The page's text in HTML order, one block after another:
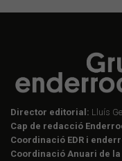
Director editorial: Lluís
Cap de redacció
Coordinació EDR i
Coordinació Anuari de